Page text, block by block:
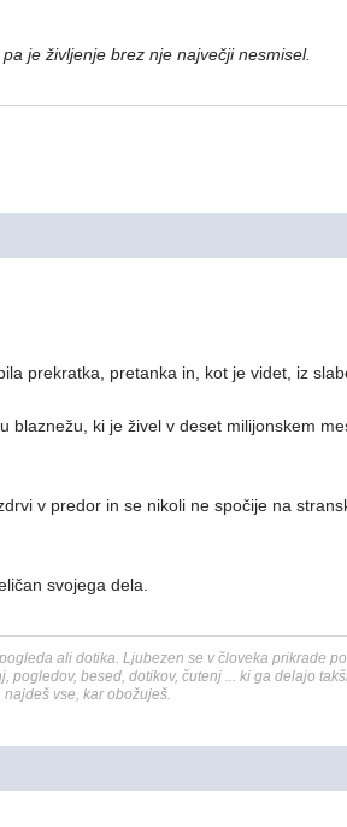
je življenje brez nje največji nesmisel.
prekratka, pretanka in, kot je videt, iz
blaznežu, ki je živel v deset milijonskem
v predor in se nikoli ne spočije na
svojega dela.
ali dotika. Ljubezen se v človeka prikrade
besed, dotikov, čutenj ... ki ga delajo
vse, kar obožuješ.